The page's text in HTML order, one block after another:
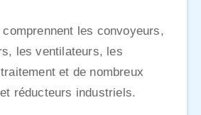
les convoyeurs,
les ventilateurs, les
et de nombreux
réducteurs industriels.